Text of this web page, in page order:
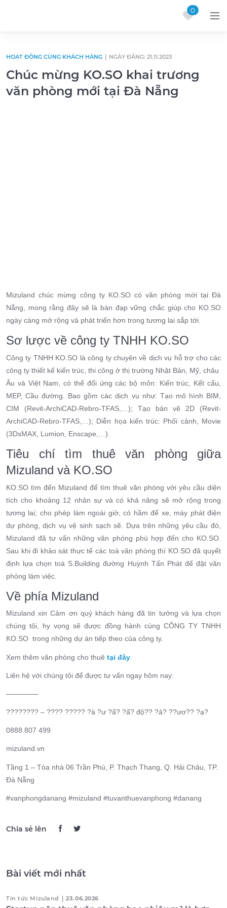
0
HOẠT ĐỘNG CÙNG KHÁCH HÀNG NGÀY ĐĂNG: 21.11.2023
Chúc mừng KO.SO khai trương
văn phòng mới tại Đà Nẵng
Mizuland chúc mừng công ty KO.SO có văn phòng mới tại Đà
Nẵng, mong rằng đây sẽ là bàn đạp vững chắc giúp cho KO.SO
ngày càng mở rộng và phát triển hơn trong tương lai sắp tới.
Sơ lược về công ty TNHH KO.SO
Công ty TNHH KO.SO là công ty chuyên về dịch vụ hỗ trợ cho các
công ty thiết kế kiến trúc, thi công ở thị trường Nhật Bản, Mỹ, châu
Âu và Việt Nam, có thể đối ứng các bộ môn: Kiến trúc, Kết cấu,
MEP, Cầu đường. Bao gồm các dịch vụ như: Tạo mô hình BIM,
CIM (Revit-ArchiCAD-Rebro-TFAS,…); Tạo bản vẽ 2D (Revit-
ArchiCAD-Rebro-TFAS,…); Diễn họa kiến trúc: Phối cảnh, Movie
(3DsMAX, Lumion, Enscape,…).
Tiêu chí tìm thuê văn phòng giữa
Mizuland và KO.SO
KO.SO tìm đến Mizuland để tìm thuê văn phòng với yêu cầu diện
tích cho khoảng 12 nhân sự và có khả năng sẽ mở rộng trong
tương lai; cho phép làm ngoài giờ, có hầm để xe, máy phát điện
dự phòng, dịch vụ vệ sinh sạch sẽ. Dựa trên những yêu cầu đó,
Mizuland đã tư vấn những văn phòng phù hợp đến cho KO.SO.
Sau khi đi khảo sát thực tế các toà văn phòng thì KO.SO đã quyết
định lựa chọn toà S.Building đường Huỳnh Tấn Phát để đặt văn
phòng làm việc.
Về phía Mizuland
Mizuland xin Cảm ơn quý khách hàng đã tin tưởng và lựa chọn
chúng tôi, hy vọng sẽ được đồng hành cùng CÔNG TY TNHH
KO.SO trong những dự án tiếp theo của công ty.
Xem thêm văn phòng cho thuê tại đây
Liên hệ với chúng tôi để được tư vấn ngay hôm nay:
————–
???????? – ???? ????? ?à ?ư ?ấ? ?ấ? độ?? ?ả? ??ươ?? ?ạ?
0888 807 499
mizuland.vn
Tầng 1 – Tòa nhà 06 Trần Phú, P. Thạch Thang, Q. Hải Châu, TP.
Đà Nẵng
#vanphongdanang #mizuland #tuvanthuevanphong #danang
Chia sẻ lên
Bài viết mới nhất
Tin tức Mizuland | 23.06.2026